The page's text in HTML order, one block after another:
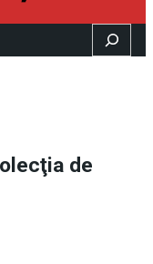
Search
de